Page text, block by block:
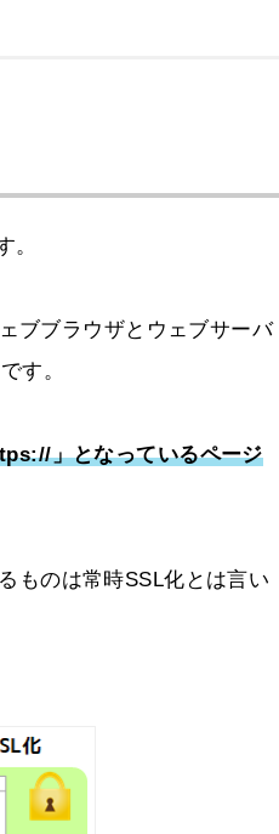
。
ブブラウザとウェブサーバ
す。
」となっているページ
ものは常時SSL化とは言い